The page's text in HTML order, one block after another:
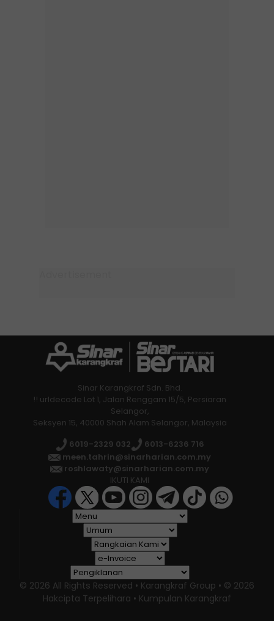
Sinar Karangkraf Sdn. Bhd.
!! urldecode Lot 1, Jalan Renggam 15/5, Persiaran
Selangor,
Seksyen 15, 40000 Shah Alam Selangor, Malaysia
6019-2329 032
6013-6236 716
meen.tahrin@sinarharian.com.my
roshlawaty@sinarharian.com.my
IKUTI KAMI
© 2026 All Rights Reserved • Karangkraf Group • © 2026
Hakcipta Terpelihara • Kumpulan Karangkraf